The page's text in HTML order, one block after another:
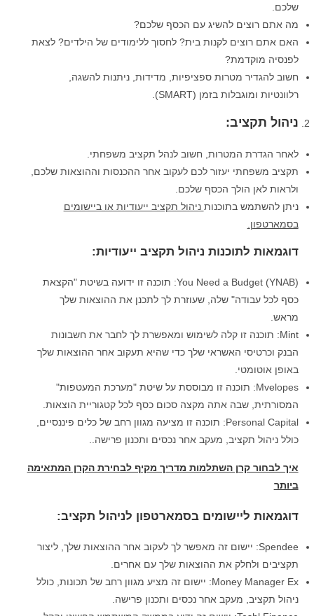
שלכם.
מה אתם רוצים להשיג עם הכסף שלכם?
האם אתם רוצים לקנות בית? לחסוך ללימודים של הילדים? לצאת
לפנסיה מוקדמת?
חשוב להגדיר מטרות ספציפיות, מדידות, ניתנות להשגה,
רלוונטיות ומוגבלות בזמן (SMART).
ניהול תקציב:
לאחר הגדרת המטרות, חשוב לנהל תקציב משפחתי.
תקציב משפחתי יעזור לכם לעקוב אחר ההכנסות וההוצאות שלכם,
ולראות לאן הולך הכסף שלכם.
ניתן להשתמש בתוכנות ניהול תקציב ייעודיות או ביישומים
בסמארטפון
דוגמאות לתוכנות ניהול תקציב ייעודיות:
You Need a Budget (YNAB): תוכנה זו ידועה בשיטת "הקצאת
כסף לכל עבודה" שלה, שעוזרת לך לתכנן את ההוצאות שלך
מראש.
Mint: תוכנה זו קלה לשימוש ומאפשרת לך לחבר את חשבונות
הבנק וכרטיסי האשראי שלך כדי שהיא תעקוב אחר ההוצאות שלך
באופן אוטומטי.
Mvelopes: תוכנה זו מבוססת על שיטת "מערכת המעטפות"
המסורתית, שבה אתה מקצה סכום כסף לכל קטגוריית הוצאות.
Personal Capital: תוכנה זו מציעה מגוון רחב של כלים פיננסיים,
כולל ניהול תקציב, מעקב אחר נכסים ותכנון פרישה..
איך לבחור קרן השתלמות מדריך מקיף לבחירת הקרן המתאימה
ביותר
דוגמאות ליישומים בסמארטפון לניהול תקציב:
Spendee: יישום זה מאפשר לך לעקוב אחר ההוצאות שלך, ליצור
תקציבים ולחלק את ההוצאות שלך עם אחרים.
Money Manager Ex: יישום זה מציע מגוון רחב של תכונות, כולל
ניהול תקציב, מעקב אחר נכסים ותכנון פרישה.